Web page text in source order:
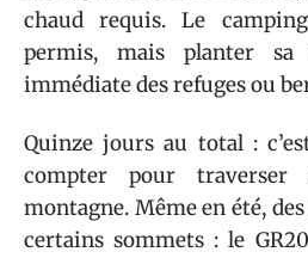
chaud requis. Le
permis, mais planter
immédiate des refuges ou
Quinze jours au total :
compter pour
montagne. Même en été,
certains sommets : le